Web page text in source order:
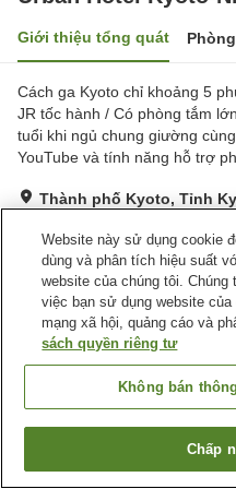
Giới thiệu tổng quát
Cách ga Kyoto chỉ khoảng 5
JR tốc hành / Có phòng tắm
tuổi khi ngủ chung giường
YouTube và tính năng hỗ trợ
Thành phố Kyoto, Tỉnh
Tuyệt vời Đánh giá:
Tiện nghi chỗ nghỉ
Wi-Fi
Trang chủ Nhật Bản Tỉnh
Urban Hotel Kyoto-Nijo Premium
Tìm
Website này sử dụng cookie
dùng và phân tích hiệu suất
website của chúng tôi.
việc bạn sử dụng website
mạng xã hội, quảng cáo và
sách quyền riêng tư
Không bán
Chấp